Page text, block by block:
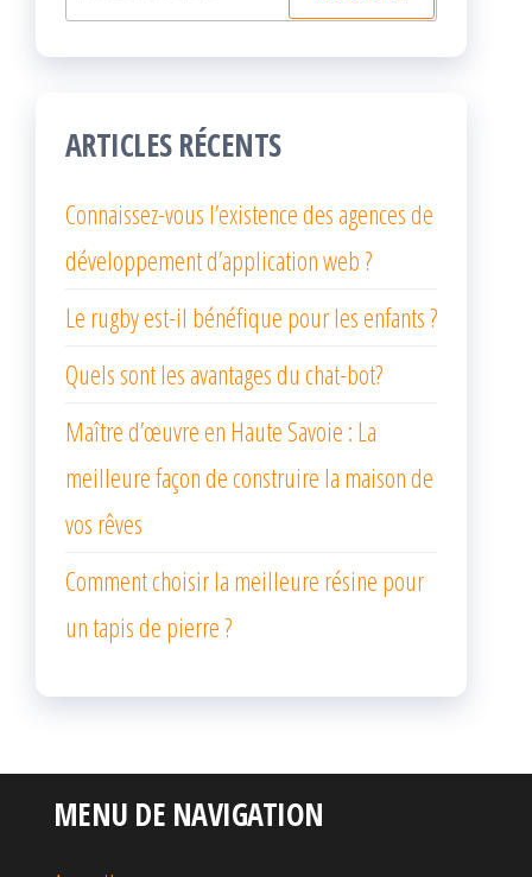
ARTICLES RÉCENTS
Connaissez-vous l’existence des agences de
développement d’application web ?
Le rugby est-il bénéfique pour les enfants ?
Quels sont les avantages du chat-bot?
Maître d’œuvre en Haute Savoie : La
meilleure façon de construire la maison de
vos rêves
Comment choisir la meilleure résine pour
un tapis de pierre ?
MENU DE NAVIGATION